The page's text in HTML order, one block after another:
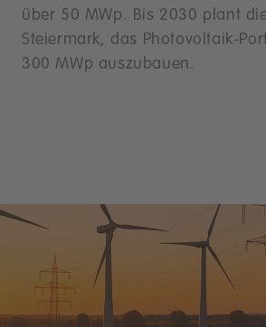
über 50 MWp. Bis 2030 plant
Steiermark, das Photovoltaik-
300 MWp auszubauen.